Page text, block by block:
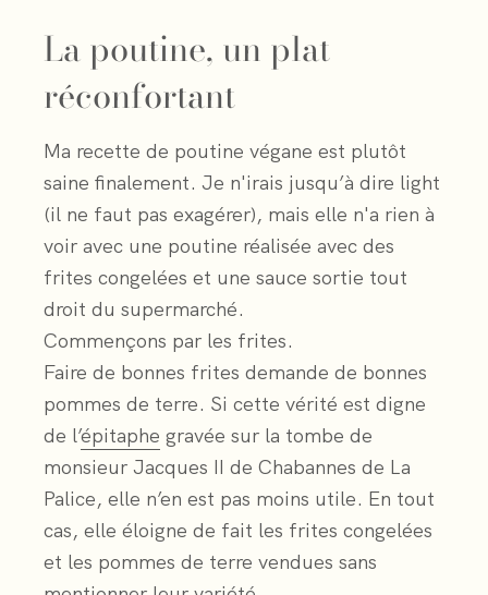
La poutine, un plat
réconfortant
Ma recette de poutine végane est plutôt
saine finalement. Je n'irais jusqu’à dire light
(il ne faut pas exagérer), mais elle n'a rien à
voir avec une poutine réalisée avec des
frites congelées et une sauce sortie tout
droit du supermarché.
Commençons par les frites.
Faire de bonnes frites demande de bonnes
pommes de terre. Si cette vérité est digne
de l’épitaphe gravée sur la tombe de
monsieur Jacques II de Chabannes de La
Palice, elle n’en est pas moins utile. En tout
cas, elle éloigne de fait les frites congelées
et les pommes de terre vendues sans